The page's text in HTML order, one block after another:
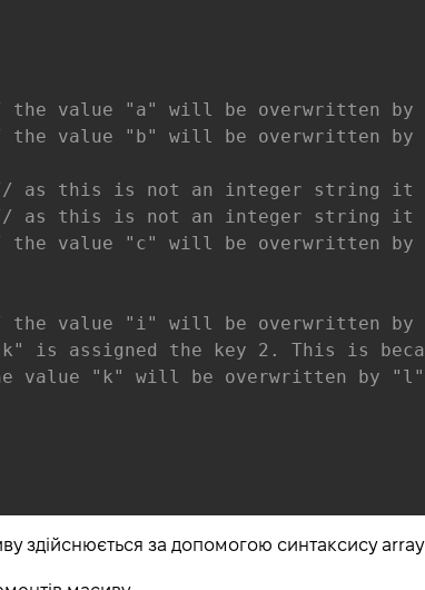
value "a" will be overwritten by
the value "b" will be overwritten by
as this is not an integer string it
as this is not an integer string it
the value "c" will be overwritten by
the value "i" will be overwritten
is assigned the key 2. This is
value "k" will be overwritten by "l"
здійснюється за допомогою синтаксису